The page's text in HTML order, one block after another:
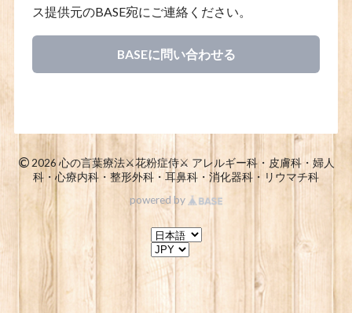
ス提供元のBASE宛にご連絡ください。
BASEに問い合わせる
©2026 心の言葉療法⚔️花粉症侍⚔️ アレルギー科・皮膚科・婦人
科・心療内科・整形外科・耳鼻科・消化器科・リウマチ科
powered by